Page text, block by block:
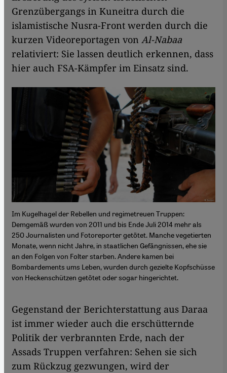
Grenzübergangs in Kuneitra durch die
islamistische Nusra-Front werden durch die
kurzen Videoreportagen von Al-Nabaa
relativiert: Sie lassen deutlich erkennen, dass
hier auch FSA-Kämpfer im Einsatz sind.
Im Kugelhagel der Rebellen und regimetreuen Truppen:
Demgemäß wurden von 2011 und bis Ende Juli 2014 mehr als
250 Journalisten und Fotoreporter getötet. Manche vegetierten
Monate, wenn nicht Jahre, in staatlichen Gefängnissen, ehe sie
an den Folgen von Folter starben. Andere kamen bei
Bombardements ums Leben, wurden durch gezielte Kopfschüsse
von Heckenschützen getötet oder sogar hingerichtet.
Gegenstand der Berichterstattung aus Daraa
ist immer wieder auch die erschütternde
Politik der verbrannten Erde, nach der
Assads Truppen verfahren: Sehen sie sich
zum Rückzug gezwungen, wird der